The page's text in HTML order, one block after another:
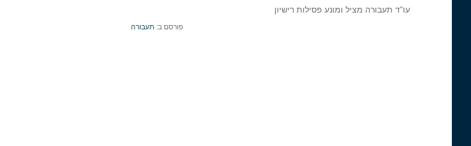
עו"ד תעבורה מציל ומונע פסילות רישיון
פורסם ב:תעבורה